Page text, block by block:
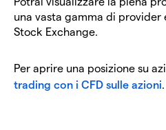
una vasta gamma di provider
Stock Exchange.
Per aprire una posizione su
trading con i CFD sulle azioni.